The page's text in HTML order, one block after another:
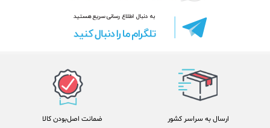
ضمانت اصل‌بودن کالا ارسال به سراسر کشور